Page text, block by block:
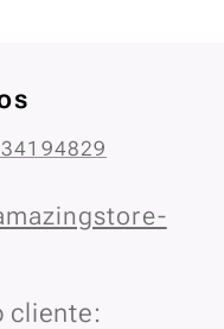
cliente: